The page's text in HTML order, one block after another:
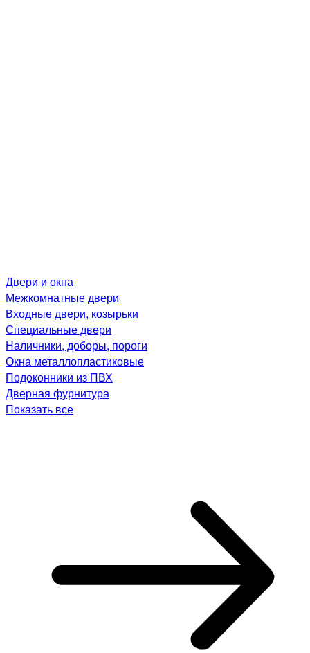
Двери и окна
Межкомнатные двери
Входные двери, козырьки
Специальные двери
Наличники, доборы, пороги
Окна металлопластиковые
Подоконники из ПВХ
Дверная фурнитура
Показать все